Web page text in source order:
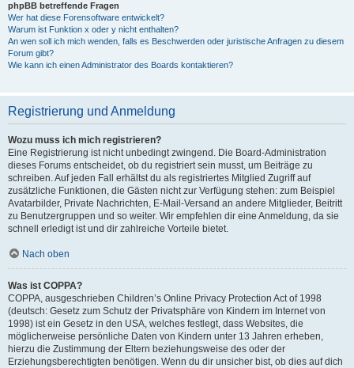
phpBB betreffende Fragen
Wer hat diese Forensoftware entwickelt?
Warum ist Funktion x oder y nicht enthalten?
An wen soll ich mich wenden, falls es Beschwerden oder juristische Anfragen zu diesem
Forum gibt?
Wie kann ich einen Administrator des Boards kontaktieren?
Registrierung und Anmeldung
Wozu muss ich mich registrieren?
Eine Registrierung ist nicht unbedingt zwingend. Die Board-Administration
dieses Forums entscheidet, ob du registriert sein musst, um Beiträge zu
schreiben. Auf jeden Fall erhältst du als registriertes Mitglied Zugriff auf
zusätzliche Funktionen, die Gästen nicht zur Verfügung stehen: zum Beispiel
Avatarbilder, Private Nachrichten, E-Mail-Versand an andere Mitglieder, Beitritt
zu Benutzergruppen und so weiter. Wir empfehlen dir eine Anmeldung, da sie
schnell erledigt ist und dir zahlreiche Vorteile bietet.
Nach oben
Was ist COPPA?
COPPA, ausgeschrieben Children’s Online Privacy Protection Act of 1998
(deutsch: Gesetz zum Schutz der Privatsphäre von Kindern im Internet von
1998) ist ein Gesetz in den USA, welches festlegt, dass Websites, die
möglicherweise persönliche Daten von Kindern unter 13 Jahren erheben,
hierzu die Zustimmung der Eltern beziehungsweise des oder der
Erziehungsberechtigten benötigen. Wenn du dir unsicher bist, ob dies auf dich